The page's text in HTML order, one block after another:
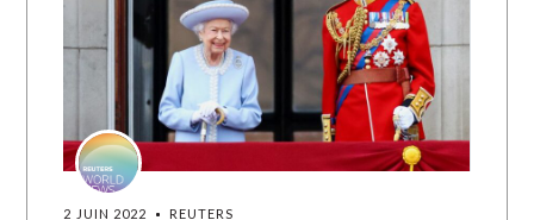
2 JUIN 2022 REUTERS